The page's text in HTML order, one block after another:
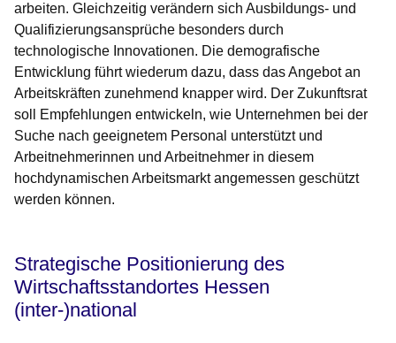
arbeiten. Gleichzeitig verändern sich Ausbildungs- und
Qualifizierungsansprüche besonders durch
technologische Innovationen. Die demografische
Entwicklung führt wiederum dazu, dass das Angebot an
Arbeitskräften zunehmend knapper wird. Der Zukunftsrat
soll Empfehlungen entwickeln, wie Unternehmen bei der
Suche nach geeignetem Personal unterstützt und
Arbeitnehmerinnen und Arbeitnehmer in diesem
hochdynamischen Arbeitsmarkt angemessen geschützt
werden können.
Strategische Positionierung des
Wirtschaftsstandortes Hessen
(inter-)national